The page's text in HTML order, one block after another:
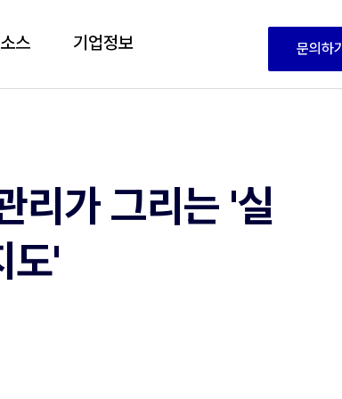
스 기업정보 문의하기
리가 그리는 '실
도'